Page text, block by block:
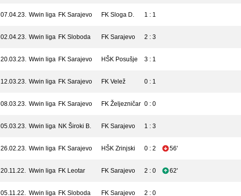
07.04.23. Wwin liga FK Sarajevo FK Sloga D. 1 : 1
02.04.23. Wwin liga FK Sloboda FK Sarajevo 2 : 3
20.03.23. Wwin liga FK Sarajevo HŠK Posušje 3 : 1
12.03.23. Wwin liga FK Sarajevo FK Velež 0 : 1
08.03.23. Wwin liga FK Sarajevo FK Željezničar 0 : 0
05.03.23. Wwin liga NK Široki B. FK Sarajevo 1 : 3
26.02.23. Wwin liga FK Sarajevo HŠK Zrinjski 0 : 2 56'
20.11.22. Wwin liga FK Leotar FK Sarajevo 2 : 0 62'
05.11.22. Wwin liga FK Sloboda FK Sarajevo 2 : 0